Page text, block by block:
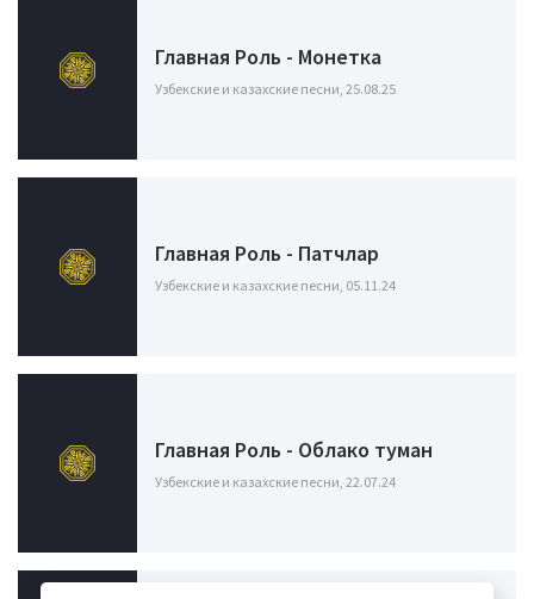
Главная Роль - Монетка
Узбекские и казахские песни, 25.08.25
Главная Роль - Патчлар
Узбекские и казахские песни, 05.11.24
Главная Роль - Облако туман
Узбекские и казахские песни, 22.07.24